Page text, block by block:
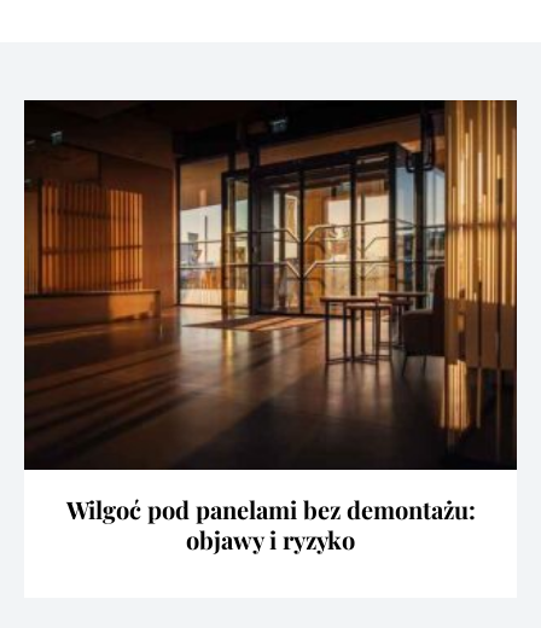
Wilgoć pod panelami bez demontażu:
objawy i ryzyko